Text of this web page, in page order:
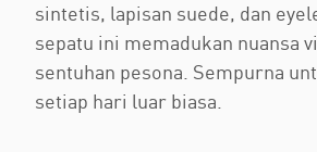
sintetis, lapisan suede, dan
sepatu ini memadukan nuansa
sentuhan pesona. Sempurna
setiap hari luar biasa.